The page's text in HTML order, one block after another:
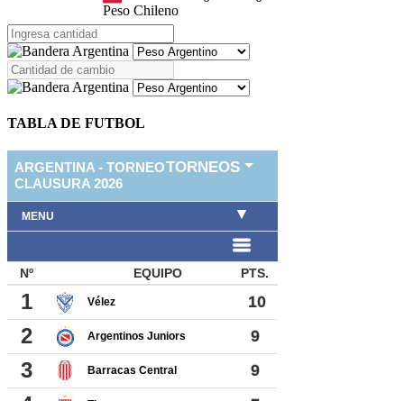
Peso Chileno
TABLA DE FUTBOL